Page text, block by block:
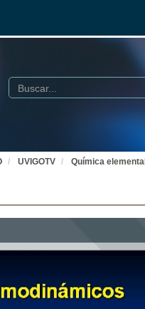
Buscar
UVIGOTV Química elemental